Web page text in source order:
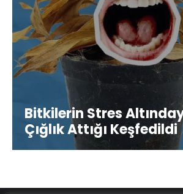
Bitkilerin Stres
Çığlık Attığı Keşfedildi